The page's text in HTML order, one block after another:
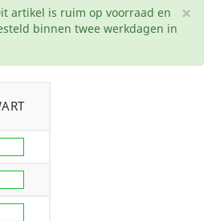
×
artikel is ruim op voorraad en
binnen twee werkdagen in